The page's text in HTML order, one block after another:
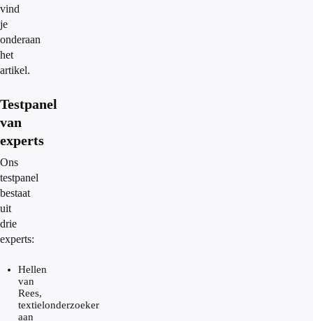
vind
je
onderaan
het
artikel.
Testpanel
van
experts
Ons
testpanel
bestaat
uit
drie
experts:
Hellen
van
Rees,
textielonderzoeker
aan